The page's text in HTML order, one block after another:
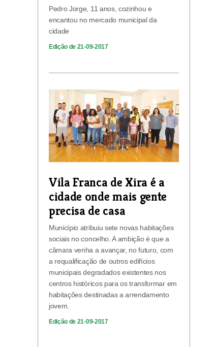
Pedro Jorge, 11 anos, cozinhou e
encantou no mercado municipal da
cidade
Edição de 21-09-2017
Vila Franca de Xira é a
cidade onde mais gente
precisa de casa
Município atribuiu sete novas habitações
sociais no concelho. A ambição é que a
câmara venha a avançar, no futuro, com
a requalificação de outros edifícios
municipais degradados existentes nos
centros históricos para os transformar em
habitações destinadas a arrendamento
jovem.
Edição de 21-09-2017